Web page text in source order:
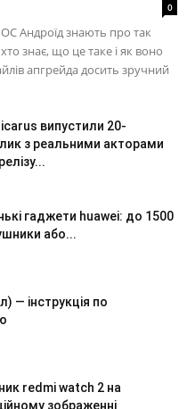
0
ОС Андроїд знають про так
знає, що це таке і як воно
апгрейда досить зручний
icarus випустили 20-
з реальними акторами
гаджети huawei: до 1500
або...
— інструкція по
redmi watch 2 на
зображенні